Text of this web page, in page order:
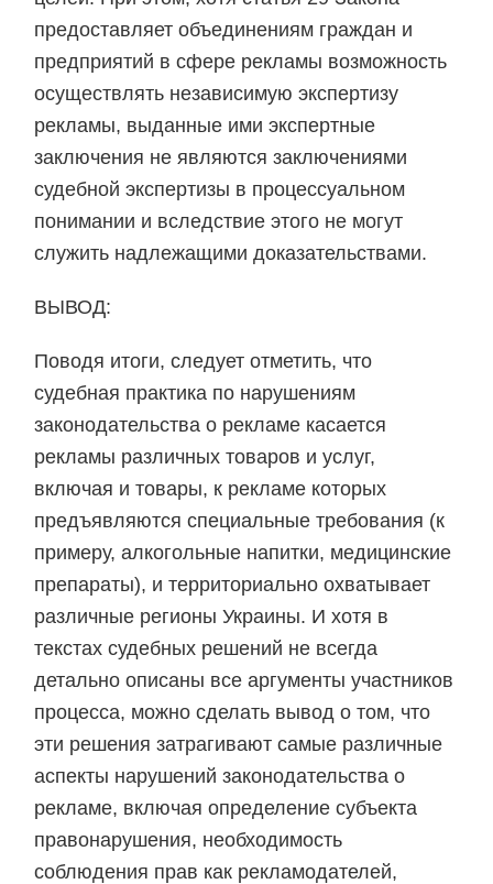
предоставляет объединениям граждан и
предприятий в сфере рекламы возможность
осуществлять независимую экспертизу
рекламы, выданные ими экспертные
заключения не являются заключениями
судебной экспертизы в процессуальном
понимании и вследствие этого не могут
служить надлежащими доказательствами.
ВЫВОД:
Поводя итоги, следует отметить, что
судебная практика по нарушениям
законодательства о рекламе касается
рекламы различных товаров и услуг,
включая и товары, к рекламе которых
предъявляются специальные требования (к
примеру, алкогольные напитки, медицинские
препараты), и территориально охватывает
различные регионы Украины. И хотя в
текстах судебных решений не всегда
детально описаны все аргументы участников
процесса, можно сделать вывод о том, что
эти решения затрагивают самые различные
аспекты нарушений законодательства о
рекламе, включая определение субъекта
правонарушения, необходимость
соблюдения прав как рекламодателей,